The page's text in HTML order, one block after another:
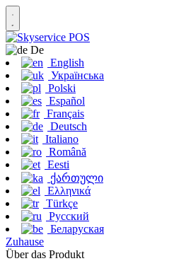
De
English
Українська
Polski
Español
Français
Deutsch
Italiano
Română
Eesti
ქართული
Ελληνικά
Türkçe
Русский
Беларуская
Zuhause
Über das Produkt